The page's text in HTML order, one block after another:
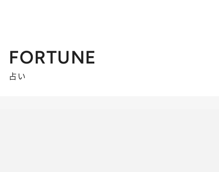
FORTUNE
占い